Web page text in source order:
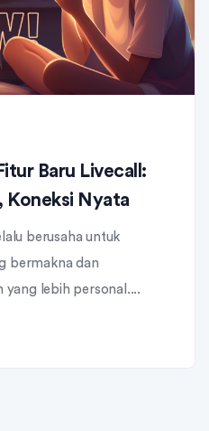
Baru Livecall:
Koneksi Nyata
berusaha untuk
bermakna dan
yang lebih personal....